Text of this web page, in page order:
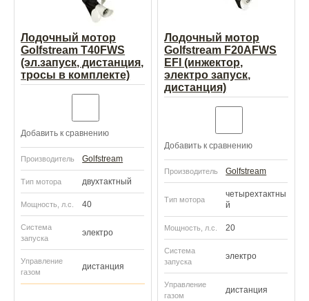
Лодочный мотор
Golfstream T40FWS
(эл.запуск, дистанция,
тросы в комплекте)
Добавить к сравнению
Производитель Golfstream
Тип мотора двухтактный
Мощность, л.с. 40
Система
запуска
электро
Управление
газом
дистанция
Лодочный мотор
Golfstream F20AFWS
EFI (инжектор,
электро запуск,
дистанция)
Добавить к сравнению
Производитель Golfstream
Тип мотора
четырехтактны
й
Мощность, л.с. 20
Система
запуска
электро
Управление
газом
дистанция